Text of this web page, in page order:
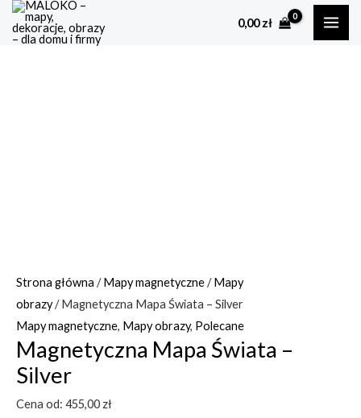
Skip
0,00zł
Strona główna /Mapy magnetyczne/Mapy
obrazy/ Magnetyczna Mapa Świata – Silver
Mapy magnetyczne, Mapy obrazy, Polecane
Magnetyczna Mapa Świata –
Silver
Cena od: 455,00 zł
ilość
Magnetyczna